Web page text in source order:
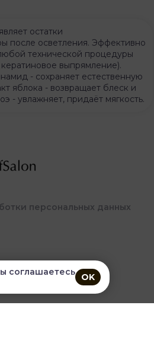
остатки
после осветления. Эффективно
технической процедуры
выпрямление).
- сохраняет естественную
яблока - возвращает блеск и
- увлажняет, придаёт мягкость.
персональных данных
- с 09-00 до 17-00
соглашаетесь
OK